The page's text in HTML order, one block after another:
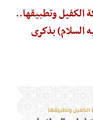
الكفيل وتطبيقها..
السلام) بذكرى